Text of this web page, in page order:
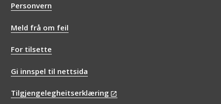
Personvern
Meld frå om feil
For tilsette
Gi innspel til nettsida
Tilgjengelegheitserklæring